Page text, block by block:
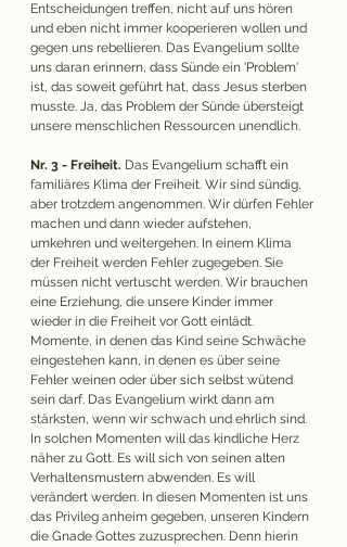
Entscheidungen treffen, nicht auf uns hören
und eben nicht immer kooperieren wollen und
gegen uns rebellieren. Das Evangelium sollte
uns daran erinnern, dass Sünde ein 'Problem'
ist, das soweit geführt hat, dass Jesus sterben
musste. Ja, das Problem der Sünde übersteigt
unsere menschlichen Ressourcen unendlich.
Nr. 3 - Freiheit. Das Evangelium schafft ein
familiäres Klima der Freiheit. Wir sind sündig,
aber trotzdem angenommen. Wir dürfen Fehler
machen und dann wieder aufstehen,
umkehren und weitergehen. In einem Klima
der Freiheit werden Fehler zugegeben. Sie
müssen nicht vertuscht werden. Wir brauchen
eine Erziehung, die unsere Kinder immer
wieder in die Freiheit vor Gott einlädt.
Momente, in denen das Kind seine Schwäche
eingestehen kann, in denen es über seine
Fehler weinen oder über sich selbst wütend
sein darf. Das Evangelium wirkt dann am
stärksten, wenn wir schwach und ehrlich sind.
In solchen Momenten will das kindliche Herz
näher zu Gott. Es will sich von seinen alten
Verhaltensmustern abwenden. Es will
verändert werden. In diesen Momenten ist uns
das Privileg anheim gegeben, unseren Kindern
die Gnade Gottes zuzusprechen. Denn hierin